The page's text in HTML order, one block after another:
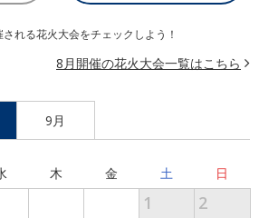
れる花火大会をチェックしよう！
8月開催の花火大会一覧はこちら
9月
木 金 土 日
1 2